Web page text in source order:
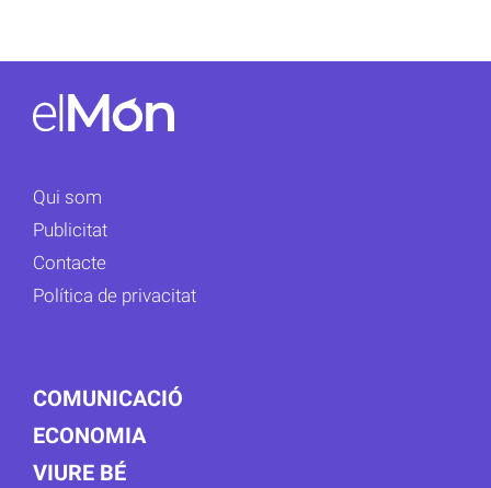
Qui som
Publicitat
Contacte
Política de privacitat
COMUNICACIÓ
ECONOMIA
VIURE BÉ